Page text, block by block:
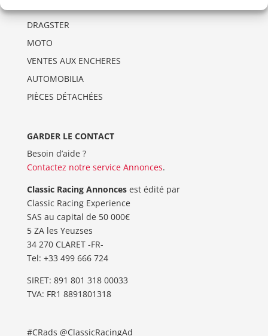
DRAGSTER
MOTO
VENTES AUX ENCHERES
AUTOMOBILIA
PIÈCES DÉTACHÉES
GARDER LE CONTACT
Besoin d’aide ?
Contactez notre service Annonces.
Classic Racing Annoncesest édité par
Classic Racing Experience
SAS au capital de 50 000€
5 ZA les Yeuzses
34 270 CLARET -FR-
Tel: ‭+33 499 666 724‬
SIRET: 891 801 318 00033
TVA: FR1 8891801318
#CRads @ClassicRacingAd